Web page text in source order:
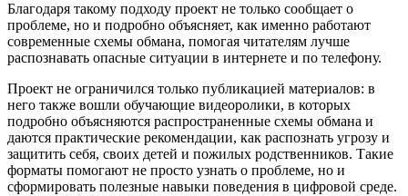
Благодаря такому подходу проект не только сообщает о
проблеме, но и подробно объясняет, как именно работают
современные схемы обмана, помогая читателям лучше
распознавать опасные ситуации в интернете и по телефону.
Проект не ограничился только публикацией материалов: в
него также вошли обучающие видеоролики, в которых
подробно объясняются распространенные схемы обмана и
даются практические рекомендации, как распознать угрозу и
защитить себя, своих детей и пожилых родственников. Такие
форматы помогают не просто узнать о проблеме, но и
сформировать полезные навыки поведения в цифровой среде.